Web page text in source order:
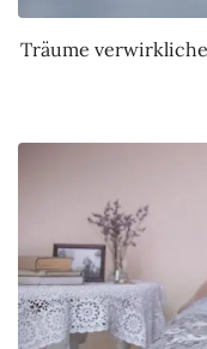
Träume